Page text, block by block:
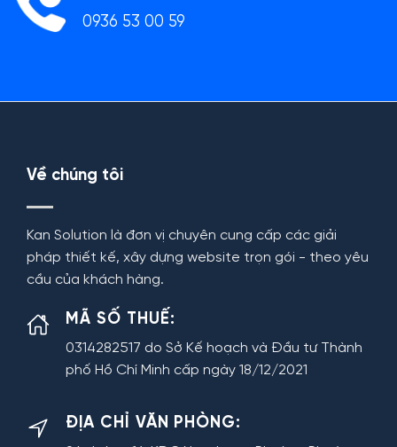
0936 53 00 59
Về chúng tôi
Kan Solution là đơn vị chuyên cung cấp các giải
pháp thiết kế, xây dựng website trọn gói - theo yêu
cầu của khách hàng.
MÃ SỐ THUẾ:
0314282517 do Sở Kế hoạch và Đầu tư Thành
phố Hồ Chí Minh cấp ngày 18/12/2021
ĐỊA CHỈ VĂN PHÒNG: